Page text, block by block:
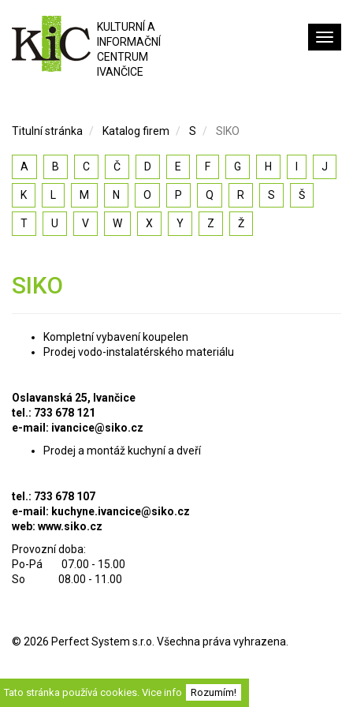
Tato stránka používá cookies. Vice info Rozumím!
KULTURNÍ A
INFORMAČNÍ
CENTRUM
IVANČICE
Titulní stránka Katalog firem S SIKO
A B C Č D E F G H J
K L M N O P Q R S Š
T U V W X Y Z Ž
SIKO
Kompletní vybavení koupelen
Prodej vodo-instalatérského materiálu
Oslavanská 25, Ivančice
tel.: 733 678 121
e-mail: ivancice@siko.cz
Prodej a montáž kuchyní a dveří
tel.: 733 678 107
e-mail: kuchyne.ivancice@siko.cz
web: www.siko.cz
Provozní doba:
Po-Pá 07.00 - 15.00
So 08.00 - 11.00
© 2026 Perfect System s.r.o . Všechna práva vyhrazena.